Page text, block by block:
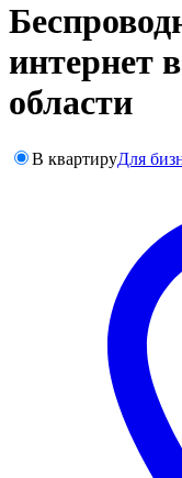
интернет
области
В квартируДля